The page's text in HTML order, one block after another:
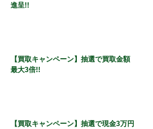
進呈!!
【買取キャンペーン】抽選で買取金額
最大3倍!!
【買取キャンペーン】抽選で現金3万円